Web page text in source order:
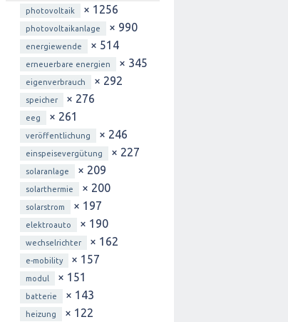
photovoltaik × 1256
photovoltaikanlage × 990
energiewende × 514
erneuerbare energien × 345
eigenverbrauch × 292
speicher × 276
eeg × 261
veröffentlichung × 246
einspeisevergütung × 227
solaranlage × 209
solarthermie × 200
solarstrom × 197
elektroauto × 190
wechselrichter × 162
e-mobility × 157
modul × 151
batterie × 143
heizung × 122